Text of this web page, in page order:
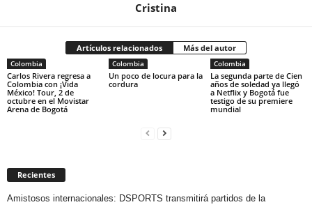
Cristina
Artículos relacionados Más del autor
Colombia
Carlos Rivera regresa a
Colombia con ¡Vida
México! Tour, 2 de
octubre en el Movistar
Arena de Bogotá
Colombia
Un poco de locura para la
cordura
Colombia
La segunda parte de Cien
años de soledad ya llegó
a Netflix y Bogotá fue
testigo de su premiere
mundial
Recientes
Amistosos internacionales: DSPORTS transmitirá partidos de la